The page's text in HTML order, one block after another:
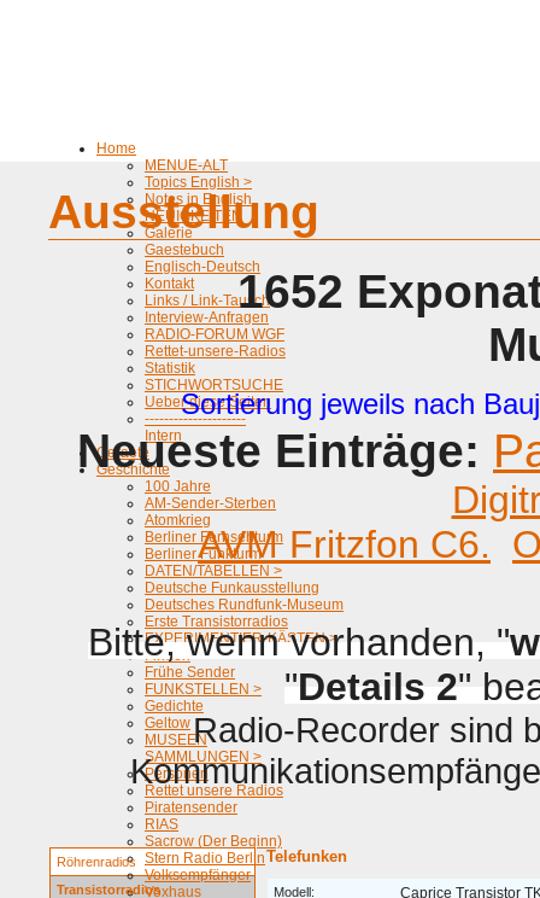
Home
MENUE-ALT
Topics English >
Notes in English
NEUIGKEITEN
Galerie
Gaestebuch
Englisch-Deutsch
Kontakt
Links / Link-Tausch
Interview-Anfragen
RADIO-FORUM WGF
Rettet-unsere-Radios
Statistik
STICHWORTSUCHE
Ueber diese Seiten
---------------------
Intern
Geraete
Geschichte
100 Jahre
AM-Sender-Sterben
Atomkrieg
Berliner Fernsehturm
Berliner Funkturm
DATEN/TABELLEN >
Deutsche Funkausstellung
Deutsches Rundfunk-Museum
Erste Transistorradios
EXPERIMENTIER-KÄSTEN >
Firmen
Frühe Sender
FUNKSTELLEN >
Gedichte
Geltow
MUSEEN
SAMMLUNGEN >
Personen
Rettet unsere Radios
Piratensender
RIAS
Sacrow (Der Beginn)
Stern Radio Berlin
Volksempfänger
Voxhaus
Ausstellung
1652
Sortierung jeweils nach
Neueste Einträge:
AVM Fritzfon C6.
Bitte, wenn vorhanden, "
"Details 2"
Radio-Recorder sind
Röhrenradios
Transistorradios
Telefunken
Modell: Caprice Transistor